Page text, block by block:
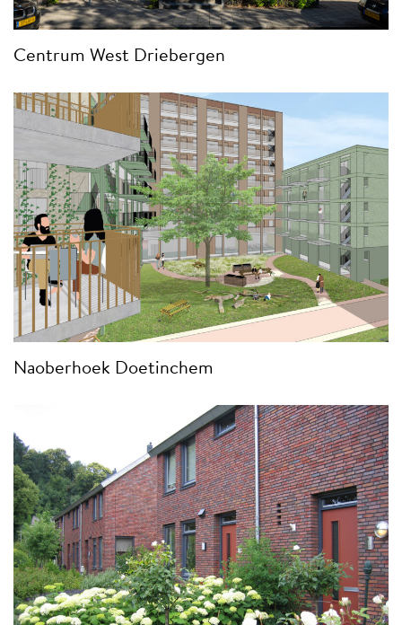
Centrum West Driebergen
Naoberhoek Doetinchem